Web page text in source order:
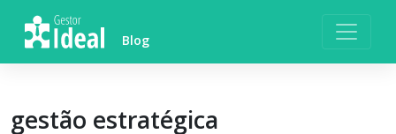
content
Blog
gestão estratégica